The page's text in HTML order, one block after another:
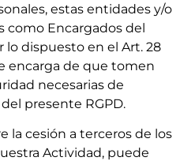
estas entidades y/o
como Encargados del
dispuesto en el Art. 28
encarga de que tomen
necesarias de
presente RGPD.
la cesión a terceros de los
Actividad, puede